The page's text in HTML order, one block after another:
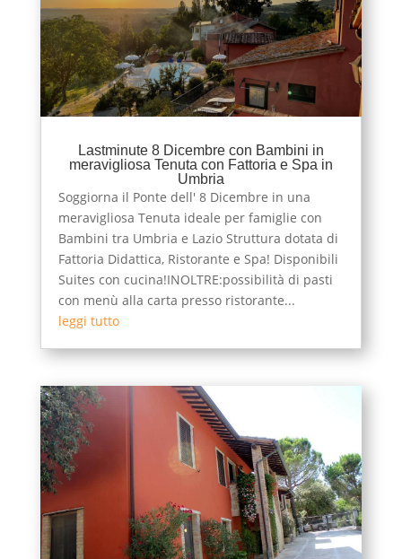
Lastminute 8 Dicembre con Bambini in
meravigliosa Tenuta con Fattoria e Spa in
Umbria
Soggiorna il Ponte dell' 8 Dicembre in una
meravigliosa Tenuta ideale per famiglie con
Bambini tra Umbria e Lazio Struttura dotata di
Fattoria Didattica, Ristorante e Spa! Disponibili
Suites con cucina!INOLTRE:possibilità di pasti
con menù alla carta presso ristorante...
leggi tutto